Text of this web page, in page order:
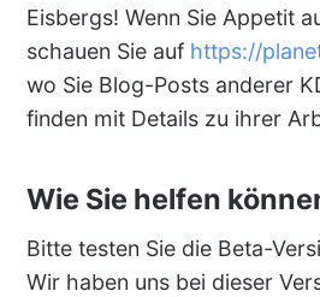
Eisbergs! Wenn Sie Appetit
schauen Sie auf https://
wo Sie Blog-Posts anderer
finden mit Details zu ihrer
Wie Sie helfen
Bitte testen Sie die Beta-
Wir haben uns bei dieser